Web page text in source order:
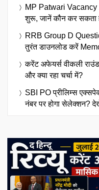
MP Patwari Vacancy
शुरू, जानें कौन कर
RRB Group D
तुरंत डाउनलोड करें
करेंट अफेयर्स वीकली
और क्या रहा चर्चा में?
SBI PO प्रीलिम्स
नंबर पर होगा सेलेक्शन?